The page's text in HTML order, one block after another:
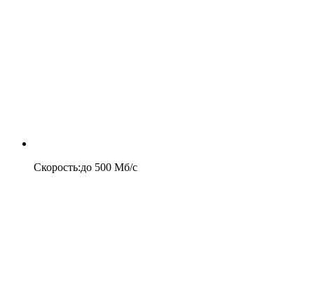
Скорость:до 500 Мб/c